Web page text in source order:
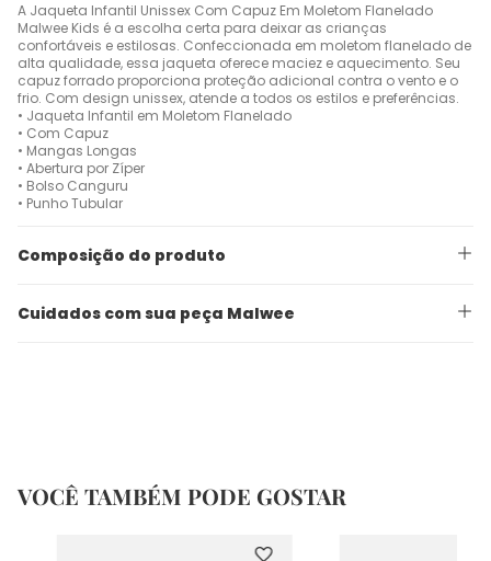
A Jaqueta Infantil Unissex Com Capuz Em Moletom Flanelado
Malwee Kids é a escolha certa para deixar as crianças
confortáveis e estilosas. Confeccionada em moletom flanelado de
alta qualidade, essa jaqueta oferece maciez e aquecimento. Seu
capuz forrado proporciona proteção adicional contra o vento e o
frio. Com design unissex, atende a todos os estilos e preferências.
• Jaqueta Infantil em Moletom Flanelado
• Com Capuz
• Mangas Longas
• Abertura por Zíper
• Bolso Canguru
• Punho Tubular
Composição do produto
Cuidados com sua peça Malwee
VOCÊ TAMBÉM PODE GOSTAR